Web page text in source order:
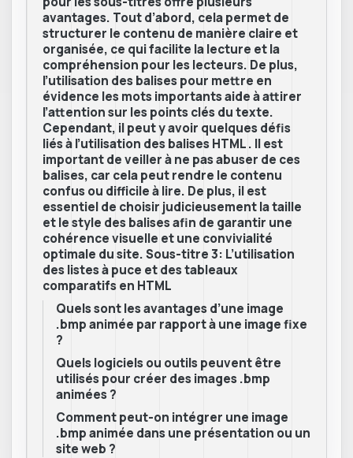
avantages. Tout d’abord, cela permet de
structurer le contenu de manière claire et
organisée, ce qui facilite la lecture et la
compréhension pour les lecteurs. De plus,
l’utilisation des balises pour mettre en
évidence les mots importants aide à attirer
l’attention sur les points clés du texte.
Cependant, il peut y avoir quelques défis
liés à l’utilisation des balises HTML . Il est
important de veiller à ne pas abuser de ces
balises, car cela peut rendre le contenu
confus ou difficile à lire. De plus, il est
essentiel de choisir judicieusement la taille
et le style des balises afin de garantir une
cohérence visuelle et une convivialité
optimale du site. Sous-titre 3: L’utilisation
des listes à puce et des tableaux
comparatifs en HTML
Quels sont les avantages d’une image
.bmp animée par rapport à une image fixe
?
Quels logiciels ou outils peuvent être
utilisés pour créer des images .bmp
animées ?
Comment peut-on intégrer une image
.bmp animée dans une présentation ou un
site web ?